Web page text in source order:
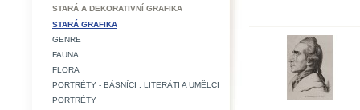
STARÁ A DEKORATIVNÍ GRAFIKA
STARÁ GRAFIKA
GENRE
FAUNA
FLORA
PORTRÉTY - BÁSNÍCI , LITERÁTI A UMĚLCI
PORTRÉTY